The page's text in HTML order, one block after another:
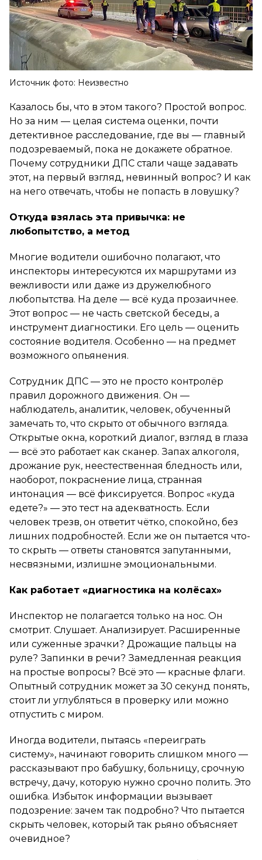
Источник фото: Неизвестно
Казалось бы, что в этом такого? Простой вопрос.
Но за ним — целая система оценки, почти
детективное расследование, где вы — главный
подозреваемый, пока не докажете обратное.
Почему сотрудники ДПС стали чаще задавать
этот, на первый взгляд, невинный вопрос? И как
на него отвечать, чтобы не попасть в ловушку?
Откуда взялась эта привычка: не
любопытство, а метод
Многие водители ошибочно полагают, что
инспекторы интересуются их маршрутами из
вежливости или даже из дружелюбного
любопытства. На деле — всё куда прозаичнее.
Этот вопрос — не часть светской беседы, а
инструмент диагностики. Его цель — оценить
состояние водителя. Особенно — на предмет
возможного опьянения.
Сотрудник ДПС — это не просто контролёр
правил дорожного движения. Он —
наблюдатель, аналитик, человек, обученный
замечать то, что скрыто от обычного взгляда.
Открытые окна, короткий диалог, взгляд в глаза
— всё это работает как сканер. Запах алкоголя,
дрожание рук, неестественная бледность или,
наоборот, покраснение лица, странная
интонация — всё фиксируется. Вопрос «куда
едете?» — это тест на адекватность. Если
человек трезв, он ответит чётко, спокойно, без
лишних подробностей. Если же он пытается что-
то скрыть — ответы становятся запутанными,
несвязными, излишне эмоциональными.
Как работает «диагностика на колёсах»
Инспектор не полагается только на нос. Он
смотрит. Слушает. Анализирует. Расширенные
или суженные зрачки? Дрожащие пальцы на
руле? Запинки в речи? Замедленная реакция
на простые вопросы? Всё это — красные флаги.
Опытный сотрудник может за 30 секунд понять,
стоит ли углубляться в проверку или можно
отпустить с миром.
Иногда водители, пытаясь «переиграть
систему», начинают говорить слишком много —
рассказывают про бабушку, больницу, срочную
встречу, дачу, которую нужно срочно полить. Это
ошибка. Избыток информации вызывает
подозрение: зачем так подробно? Что пытается
скрыть человек, который так рьяно объясняет
очевидное?